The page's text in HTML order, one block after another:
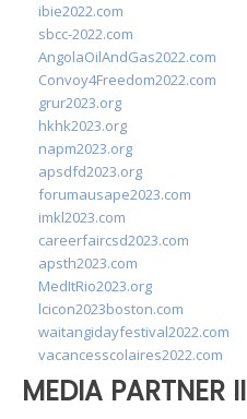
ibie2022.com
sbcc-2022.com
AngolaOilAndGas2022.com
Convoy4Freedom2022.com
grur2023.org
hkhk2023.org
napm2023.org
apsdfd2023.org
forumausape2023.com
imkl2023.com
careerfaircsd2023.com
apsth2023.com
MedItRio2023.org
lcicon2023boston.com
waitangidayfestival2022.com
vacancesscolaires2022.com
MEDIA PARTNER II